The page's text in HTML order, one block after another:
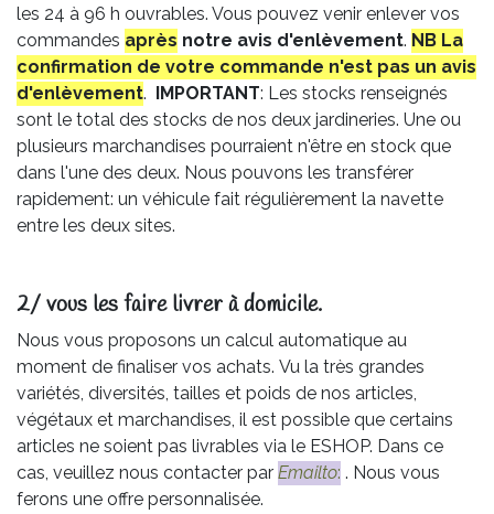
les 24 à 96 h ouvrables. Vous pouvez venir enlever vos
commandes après notre avis d'enlèvement. NB La
confirmation de votre commande n'est pas un avis
d'enlèvement. IMPORTANT: Les stocks renseignés
sont le total des stocks de nos deux jardineries. Une ou
plusieurs marchandises pourraient n'être en stock que
dans l'une des deux. Nous pouvons les transférer
rapidement: un véhicule fait régulièrement la navette
entre les deux sites.
2/ vous les faire livrer à domicile.
Nous vous proposons un calcul automatique au
moment de finaliser vos achats. Vu la très grandes
variétés, diversités, tailles et poids de nos articles,
végétaux et marchandises, il est possible que certains
articles ne soient pas livrables via le ESHOP. Dans ce
cas, veuillez nous contacter par Emailto: . Nous vous
ferons une offre personnalisée.